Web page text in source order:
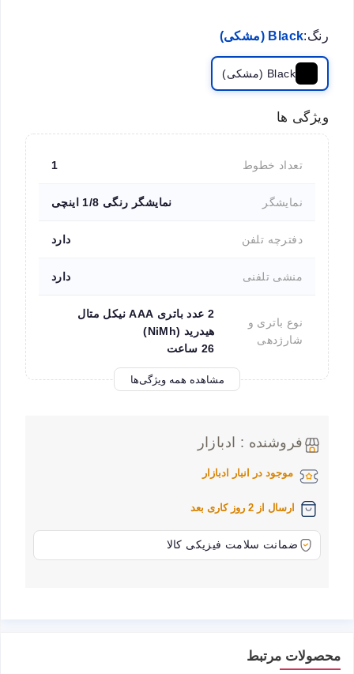
رنگ:Black (مشکی)
Black (مشکی)
ویژگی ها
تعداد خطوط 1
نمایشگر نمایشگر رنگی 1/8 اینچی
دفترچه تلفن دارد
منشی تلفنی دارد
نوع باتری و
شارژدهی
2 عدد باتری AAA نیکل متال
هیدرید (NiMh)
26 ساعت
مشاهده همه ویژگی‌ها
فروشنده : ادبازار
موجود در انبار ادبازار
ارسال از 2 روز کاری بعد
ضمانت سلامت فیزیکی کالا
محصولات مرتبط